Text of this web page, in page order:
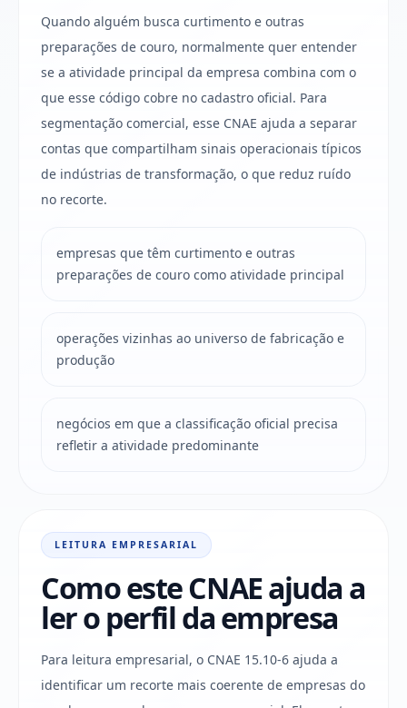
Quando alguém busca curtimento e outras
preparações de couro, normalmente quer entender
se a atividade principal da empresa combina com o
que esse código cobre no cadastro oficial. Para
segmentação comercial, esse CNAE ajuda a separar
contas que compartilham sinais operacionais típicos
de indústrias de transformação, o que reduz ruído
no recorte.
empresas que têm curtimento e outras
preparações de couro como atividade principal
operações vizinhas ao universo de fabricação e
produção
negócios em que a classificação oficial precisa
refletir a atividade predominante
LEITURA EMPRESARIAL
Como este CNAE ajuda a
ler o perfil da empresa
Para leitura empresarial, o CNAE 15.10-6 ajuda a
identificar um recorte mais coerente de empresas do